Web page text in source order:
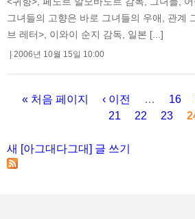
그녀들의 고향은 바로 그녀들의 우애, 관계
브 레터>, 이와이 순지 감독, 일본 [...]
2006년 10월 15일 10:00
« 처음 페이지 ‹ 이전 … 16
21
22 23
새 [아그대다그대] 글 쓰기